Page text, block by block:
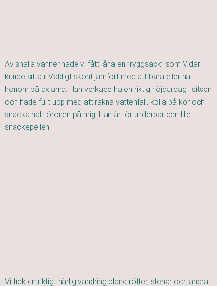
Av snälla vänner hade vi fått låna en ”ryggsäck” som Vidar
kunde sitta i. Väldigt skönt jämfört med att bära eller ha
honom på axlarna. Han verkade ha en riktig höjdardag i sitsen
och hade fullt upp med att räkna vattenfall, kolla på kor och
snacka hål i öronen på mig. Han är för underbar den lille
snackepellen.
Vi fick en riktigt härlig vandring bland rötter, stenar och andra